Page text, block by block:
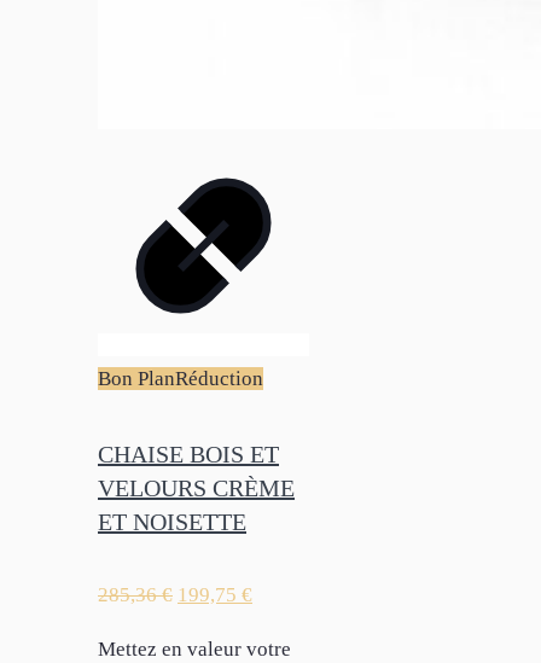
Bon PlanRéduction
CHAISE BOIS ET
VELOURS CRÈME
ET NOISETTE
285,36€ 199,75 €
Mettez en valeur votre